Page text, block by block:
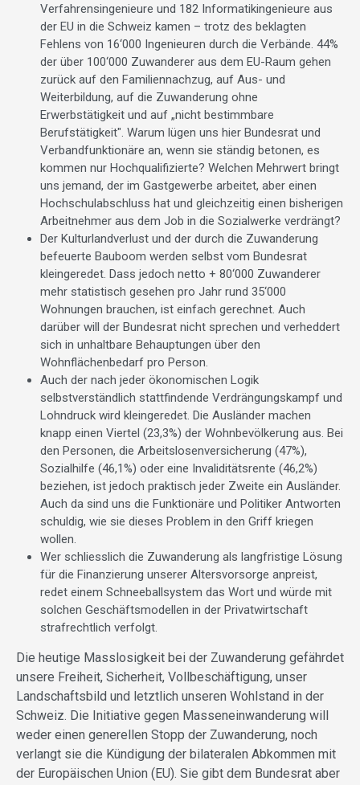
Verfahrensingenieure und 182 Informatikingenieure aus
der EU in die Schweiz kamen – trotz des beklagten
Fehlens von 16‘000 Ingenieuren durch die Verbände. 44%
der über 100‘000 Zuwanderer aus dem EU-Raum gehen
zurück auf den Familiennachzug, auf Aus- und
Weiterbildung, auf die Zuwanderung ohne
Erwerbstätigkeit und auf „nicht bestimmbare
Berufstätigkeit". Warum lügen uns hier Bundesrat und
Verbandfunktionäre an, wenn sie ständig betonen, es
kommen nur Hochqualifizierte? Welchen Mehrwert bringt
uns jemand, der im Gastgewerbe arbeitet, aber einen
Hochschulabschluss hat und gleichzeitig einen bisherigen
Arbeitnehmer aus dem Job in die Sozialwerke verdrängt?
Der Kulturlandverlust und der durch die Zuwanderung
befeuerte Bauboom werden selbst vom Bundesrat
kleingeredet. Dass jedoch netto + 80‘000 Zuwanderer
mehr statistisch gesehen pro Jahr rund 35‘000
Wohnungen brauchen, ist einfach gerechnet. Auch
darüber will der Bundesrat nicht sprechen und verheddert
sich in unhaltbare Behauptungen über den
Wohnflächenbedarf pro Person.
Auch der nach jeder ökonomischen Logik
selbstverständlich stattfindende Verdrängungskampf und
Lohndruck wird kleingeredet. Die Ausländer machen
knapp einen Viertel (23,3%) der Wohnbevölkerung aus. Bei
den Personen, die Arbeitslosenversicherung (47%),
Sozialhilfe (46,1%) oder eine Invaliditätsrente (46,2%)
beziehen, ist jedoch praktisch jeder Zweite ein Ausländer.
Auch da sind uns die Funktionäre und Politiker Antworten
schuldig, wie sie dieses Problem in den Griff kriegen
wollen.
Wer schliesslich die Zuwanderung als langfristige Lösung
für die Finanzierung unserer Altersvorsorge anpreist,
redet einem Schneeballsystem das Wort und würde mit
solchen Geschäftsmodellen in der Privatwirtschaft
strafrechtlich verfolgt.
Die heutige Masslosigkeit bei der Zuwanderung gefährdet
unsere Freiheit, Sicherheit, Vollbeschäftigung, unser
Landschaftsbild und letztlich unseren Wohlstand in der
Schweiz. Die Initiative gegen Masseneinwanderung will
weder einen generellen Stopp der Zuwanderung, noch
verlangt sie die Kündigung der bilateralen Abkommen mit
der Europäischen Union (EU). Sie gibt dem Bundesrat aber